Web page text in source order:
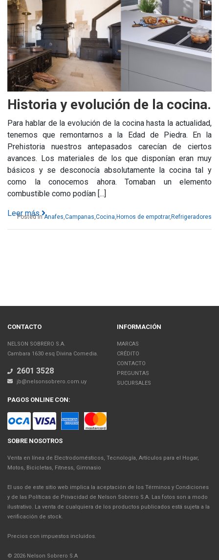
Historia y evolución de la cocina.
Para hablar de la evolución de la cocina hasta la actualidad,
tenemos que remontarnos a la Edad de Piedra. En la
Prehistoria nuestros antepasados carecían de ciertos
avances. Los materiales de los que disponían eran muy
básicos y se desconocía absolutamente la cocina tal y
como la conocemos ahora. Tomaban un elemento
combustible como podían [...]
Leer más
Posted inAnafes Campanas Cocina Hornos de empotrar,Refrigeradores
CONTACTO
NELSON SOBRERO S.A.
Cambara 1630 esq Divina Comedia.
2601 3528
jb@nelsonsobrero.com.uy
INFORMACIÓN
MARCAS
CRÉDITO
CONTACTO
PREGUNTAS
SUCURSALES
PAGOS ONLINE CON:
SOBRE NOSOTROS
Venta en línea de Electrodomésticos, Tecnología, Artículos para el Hogar,
Motos, Bicicletas, Fitness, Gimnasio
El uso de este sitio web implica la aceptación de los Términos y Condiciones
y de las Políticas de Privacidad de Nelson Sobrero S.A. Las fotos son a modo
ilustrativo. La venta de cualquiera de los productos publicados está sujeta a la
verificación de stock.
Precios con impuestos incluidos.
© 2026 Nelson Sobrero S.A